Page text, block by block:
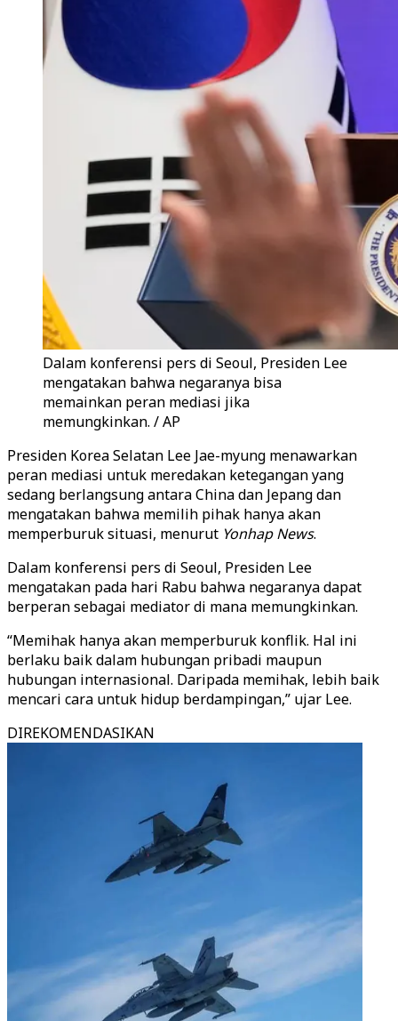
Dalam konferensi pers di Seoul, Presiden Lee
mengatakan bahwa negaranya bisa
memainkan peran mediasi jika
memungkinkan. / AP
Presiden Korea Selatan Lee Jae-myung menawarkan
peran mediasi untuk meredakan ketegangan yang
sedang berlangsung antara China dan Jepang dan
mengatakan bahwa memilih pihak hanya akan
memperburuk situasi, menurut Yonhap News.
Dalam konferensi pers di Seoul, Presiden Lee
mengatakan pada hari Rabu bahwa negaranya dapat
berperan sebagai mediator di mana memungkinkan.
“Memihak hanya akan memperburuk konflik. Hal ini
berlaku baik dalam hubungan pribadi maupun
hubungan internasional. Daripada memihak, lebih baik
mencari cara untuk hidup berdampingan,” ujar Lee.
DIREKOMENDASIKAN